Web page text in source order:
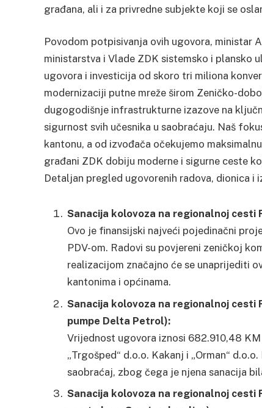
građana, ali i za privredne subjekte koji se
Povodom potpisivanja ovih ugovora, ministar
ministarstva i Vlade ZDK sistemsko i plansko
ugovora i investicija od skoro tri miliona
modernizaciji putne mreže širom Zeničko-
dugogodišnje infrastrukturne izazove na
sigurnost svih učesnika u saobraćaju. Naš
kantonu, a od izvođača očekujemo
građani ZDK dobiju moderne i sigurne ceste
Detaljan pregled ugovorenih radova, dionica i
Sanacija kolovoza na regionalnoj cesti
Ovo je finansijski najveći pojedinačni
PDV-om. Radovi su povjereni zeničkoj
realizacijom značajno će se unaprijediti
kantonima i općinama.
Sanacija kolovoza na regionalnoj cesti
pumpe Delta Petrol):
Vrijednost ugovora iznosi 682.910,48
„Trgošped“ d.o.o. Kakanj i „Orman“
saobraćaj, zbog čega je njena sanacija
Sanacija kolovoza na regionalnoj cesti